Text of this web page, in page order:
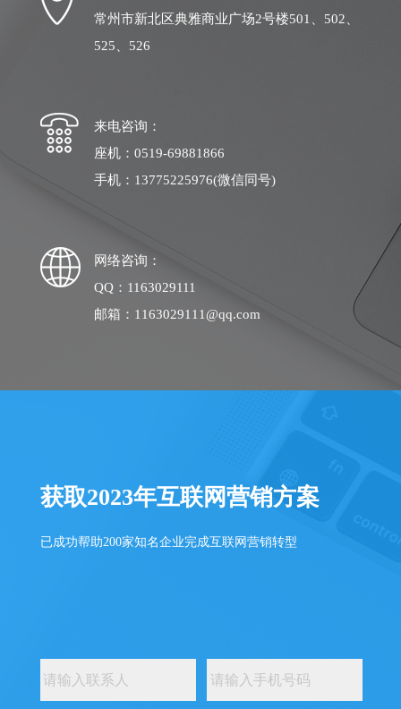
常州市新北区典雅商业广场2号楼501、502、
525、526
来电咨询：
座机：0519-69881866
手机：13775225976(微信同号)
网络咨询：
QQ：1163029111
邮箱：1163029111@qq.com
获取2023年互联网营销方案
已成功帮助200家知名企业完成互联网营销转型